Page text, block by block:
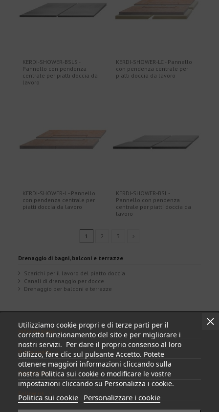
KERDI-SHOWER-BSLS -
Pannello con pendenza
centrale per piatti doccia da
lavoro
KERDI-SHOWER-LC - Pannello
con pendenza centrale per
piatti doccia da lavoro
KERDI-SHOWER-L - Pannello
con pendenza centrale per
piatti doccia da lavoro
KERDI-SHOWER-BSL -
Pannello con pendenza
centrale per piatti doccia da
lavoro
1 2 3
Drenaggio di bagni, balconi e terrazze
Scarichi per il lavoro del piatto doccia
Canali di drenaggio per docce
Drenaggio per balconi e terrazze
Utilizziamo cookie propri e di terze parti per il
corretto funzionamento del sito e per migliorare i
nostri servizi. Per dare il proprio consenso al loro
utilizzo, fare clic sul pulsante Accetto. Potete
ottenere maggiori informazioni cliccando sulla
nostra Politica sui cookie o modificare le vostre
impostazioni cliccando su Personalizza i cookie.
Politica sui cookie Personalizzare i cookie
Informazioni
Il mio conto
Contattare
Follow us